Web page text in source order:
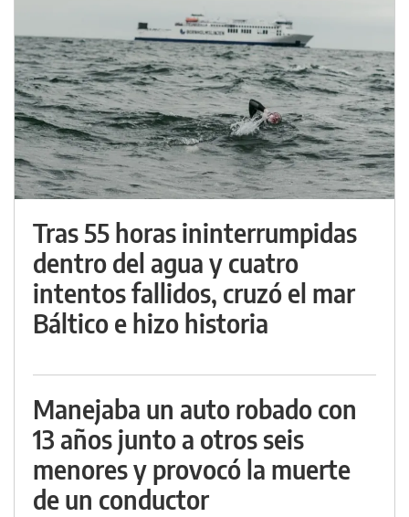
Tras 55 horas ininterrumpidas
dentro del agua y cuatro
intentos fallidos, cruzó el mar
Báltico e hizo historia
Manejaba un auto robado con
13 años junto a otros seis
menores y provocó la muerte
de un conductor